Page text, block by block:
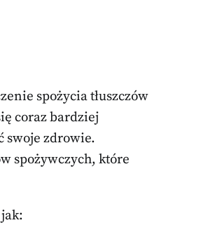
spożycia tłuszczów
coraz bardziej
swoje zdrowie.
spożywczych, które